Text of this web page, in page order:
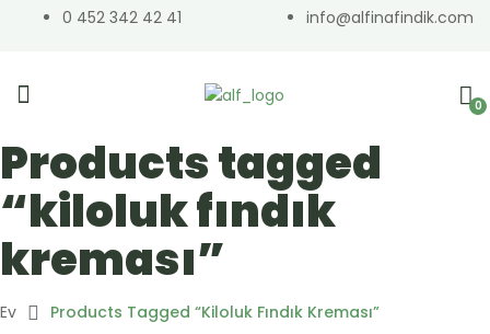
0 452 342 42 41 info@alfinafindik.com
0
Products tagged
“kiloluk fındık
kreması”
Ev Products Tagged “kiloluk Fındık Kreması”